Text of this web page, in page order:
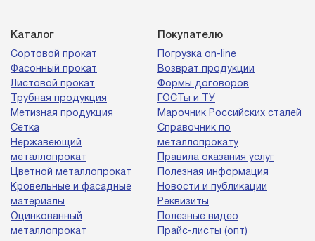
Каталог
Сортовой прокат
Фасонный прокат
Листовой прокат
Трубная продукция
Метизная продукция
Сетка
Нержавеющий
металлопрокат
Цветной металлопрокат
Кровельные и фасадные
материалы
Оцинкованный
металлопрокат
Покупателю
Погрузка on-line
Возврат продукции
Формы договоров
ГОСТы и ТУ
Марочник Российских сталей
Справочник по
металлопрокату
Правила оказания услуг
Полезная информация
Новости и публикации
Реквизиты
Полезные видео
Прайс-листы (опт)